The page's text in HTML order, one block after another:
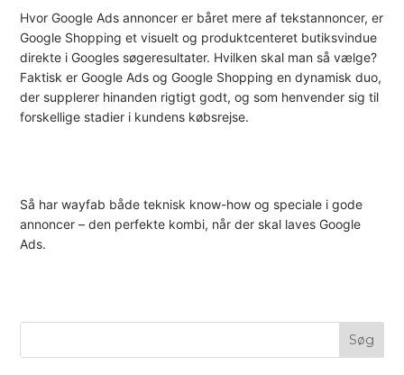
Hvor Google Ads annoncer er båret mere af tekstannoncer, er
Google Shopping et visuelt og produktcenteret butiksvindue
direkte i Googles søgeresultater. Hvilken skal man så vælge?
Faktisk er Google Ads og Google Shopping en dynamisk duo,
der supplerer hinanden rigtigt godt, og som henvender sig til
forskellige stadier i kundens købsrejse.
Så har wayfab både teknisk know-how og speciale i gode
annoncer – den perfekte kombi, når der skal laves Google
Ads.
Søg